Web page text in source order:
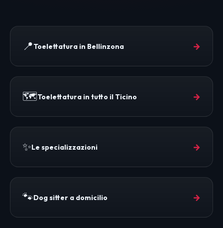
📍Toelettatura in Bellinzona →
🗺️Toelettatura in tutto il Ticino →
✨Le specializzazioni →
🐾Dog sitter a domicilio →